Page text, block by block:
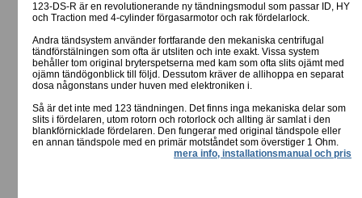
123-DS-R är en revolutionerande ny tändningsmodul som passar ID, HY
och Traction med 4-cylinder förgasarmotor och rak fördelarlock.
Andra tändsystem använder fortfarande den mekaniska centrifugal
tändförstälningen som ofta är utsliten och inte exakt. Vissa system
behåller tom original bryterspetserna med kam som ofta slits ojämt med
ojämn tändögonblick till följd. Dessutom kräver de allihoppa en separat
dosa någonstans under huven med elektroniken i.
Så är det inte med 123 tändningen. Det finns inga mekaniska delar som
slits i fördelaren, utom rotorn och rotorlock och allting är samlat i den
blankförnicklade fördelaren. Den fungerar med original tändspole eller
en annan tändspole med en primär motståndet som överstiger 1 Ohm.
mera info, installationsmanual och pris